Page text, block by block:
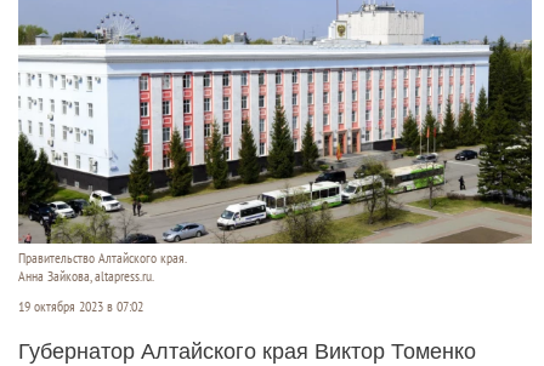
Правительство Алтайского края.
Анна Зайкова, altapress.ru.
19 октября 2023 в 07:02
Губернатор Алтайского края Виктор Томенко